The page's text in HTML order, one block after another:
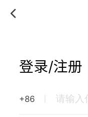
登录/注册
+86